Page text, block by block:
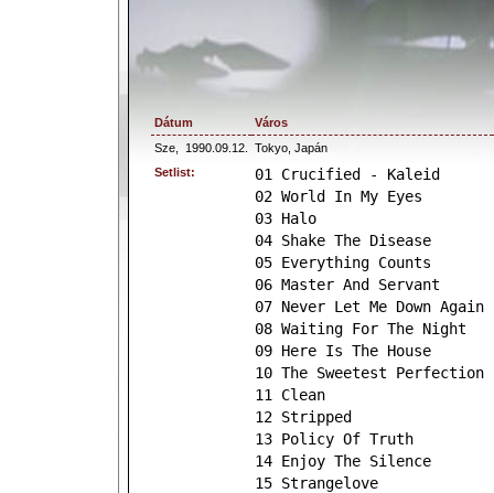
Dátum
Város
Sze,
1990.09.12.
Tokyo, Japán
Setlist:
01 Crucified - Kaleid
02 World In My Eyes
03 Halo
04 Shake The Disease
05 Everything Counts
06 Master And Servant
07 Never Let Me Down Again
08 Waiting For The Night
09 Here Is The House
10 The Sweetest Perfection
11 Clean
12 Stripped
13 Policy Of Truth
14 Enjoy The Silence
15 Strangelove